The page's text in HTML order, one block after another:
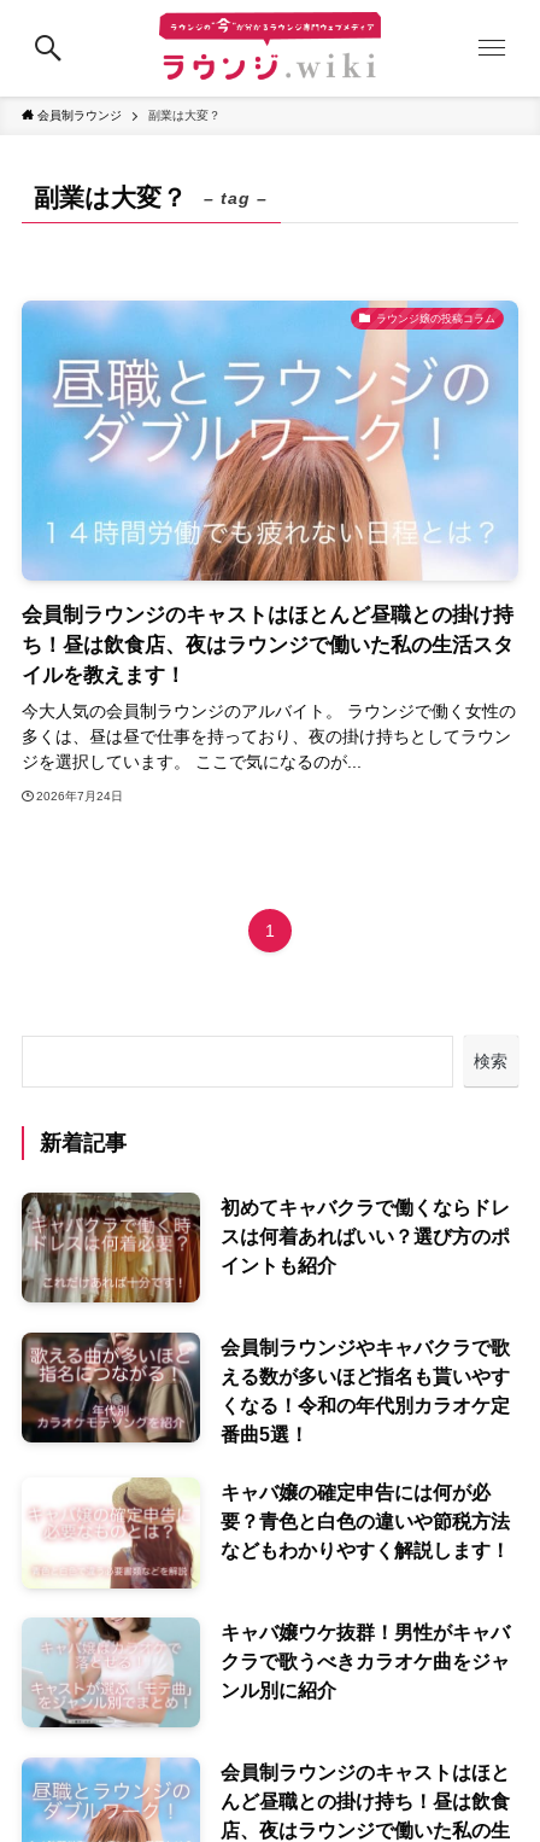
会員制ラウンジ 副業は大変？
副業は大変？ – tag –
ラウンジ嬢の投稿コラム
会員制ラウンジのキャストはほとんど昼職との掛け持
ち！昼は飲食店、夜はラウンジで働いた私の生活スタ
イルを教えます！
今大人気の会員制ラウンジのアルバイト。 ラウンジで働く女性の
多くは、昼は昼で仕事を持っており、夜の掛け持ちとしてラウン
ジを選択しています。 ここで気になるのが...
2026年7月24日
1
検索
新着記事
初めてキャバクラで働くならドレ
スは何着あればいい？選び方のポ
イントも紹介
会員制ラウンジやキャバクラで歌
える数が多いほど指名も貰いやす
くなる！令和の年代別カラオケ定
番曲5選！
キャバ嬢の確定申告には何が必
要？青色と白色の違いや節税方法
などもわかりやすく解説します！
キャバ嬢ウケ抜群！男性がキャバ
クラで歌うべきカラオケ曲をジャ
ンル別に紹介
会員制ラウンジのキャストはほと
んど昼職との掛け持ち！昼は飲食
店、夜はラウンジで働いた私の生